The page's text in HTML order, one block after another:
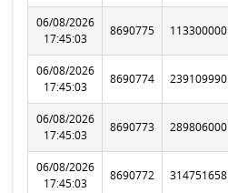
06/08/2026
17:45:03
8690775
06/08/2026
17:45:03
8690774
06/08/2026
17:45:03
8690773
06/08/2026
17:45:03
8690772